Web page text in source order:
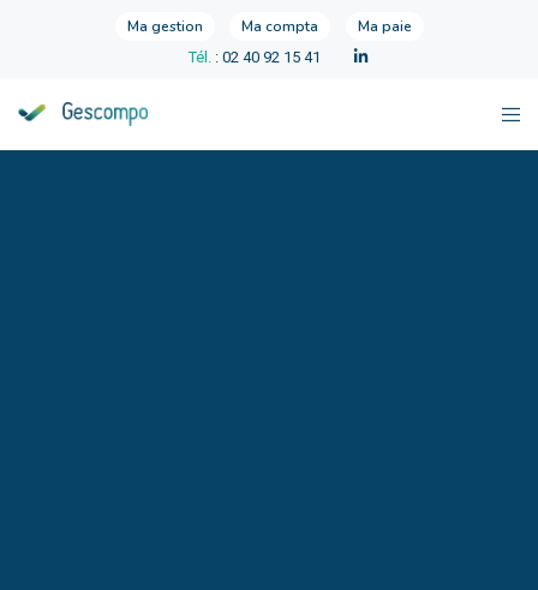
Ma gestion Ma compta Ma paie
Tél. : 02 40 92 15 41